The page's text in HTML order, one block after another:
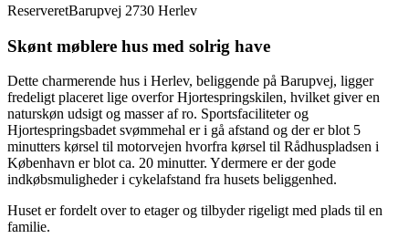
ReserveretBarupvej 2730 Herlev
Skønt møblere hus med solrig have
Dette charmerende hus i Herlev, beliggende på Barupvej, ligger
fredeligt placeret lige overfor Hjortespringskilen, hvilket giver en
naturskøn udsigt og masser af ro. Sportsfaciliteter og
Hjortespringsbadet svømmehal er i gå afstand og der er blot 5
minutters kørsel til motorvejen hvorfra kørsel til Rådhuspladsen i
København er blot ca. 20 minutter. Ydermere er der gode
indkøbsmuligheder i cykelafstand fra husets beliggenhed.
Huset er fordelt over to etager og tilbyder rigeligt med plads til en
familie.